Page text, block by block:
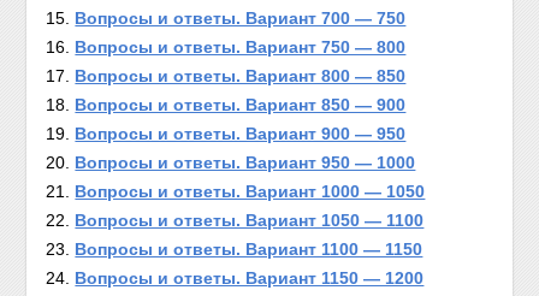
Вопросы и ответы. Вариант 700 — 750
Вопросы и ответы. Вариант 750 — 800
Вопросы и ответы. Вариант 800 — 850
Вопросы и ответы. Вариант 850 — 900
Вопросы и ответы. Вариант 900 — 950
Вопросы и ответы. Вариант 950 — 1000
Вопросы и ответы. Вариант 1000 — 1050
Вопросы и ответы. Вариант 1050 — 1100
Вопросы и ответы. Вариант 1100 — 1150
Вопросы и ответы. Вариант 1150 — 1200